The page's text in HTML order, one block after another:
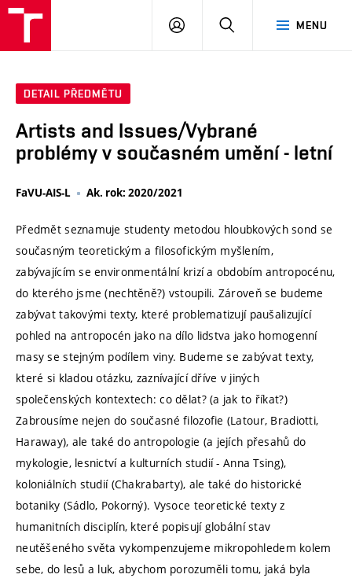
MENU
PŘIHLÁSIT
DETAIL PŘEDMĚTU
Artists and Issues/Vybrané
problémy v současném umění - letní
FaVU-AIS-L Ak. rok: 2020/2021
Předmět seznamuje studenty metodou hloubkových sond se
současným teoretickým a filosofickým myšlením,
zabývajícím se environmentální krizí a obdobím antropocénu,
do kterého jsme (nechtěně?) vstoupili. Zároveň se budeme
zabývat takovými texty, které problematizují paušalizující
pohled na antropocén jako na dílo lidstva jako homogenní
masy se stejným podílem viny. Budeme se zabývat texty,
které si kladou otázku, zaznívající dříve v jiných
společenských kontextech: co dělat? (a jak to říkat?)
Zabrousíme nejen do současné filozofie (Latour, Bradiotti,
Haraway), ale také do antropologie (a jejích přesahů do
mykologie, lesnictví a kulturních studií - Anna Tsing),
koloniálních studií (Chakrabarty), ale také do historické
botaniky (Sádlo, Pokorný). Vysoce teoretické texty z
humanitních disciplín, které popisují globální stav
neutěšeného světa vykompenzujeme mikropohledem kolem
sebe, do lesů a luk, abychom porozuměli tomu, jaká byla